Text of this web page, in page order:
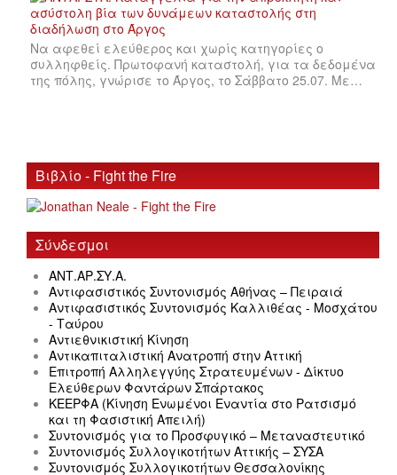
Να αφεθεί ελεύθερος και χωρίς κατηγορίες ο
συλληφθείς. Πρωτοφανή καταστολή, για τα δεδομένα
της πόλης, γνώρισε το Άργος, το Σάββατο 25.07. Με…
Βιβλίο - Fight the Fire
Σύνδεσμοι
ΑΝΤ.ΑΡ.ΣΥ.Α.
Αντιφασιστικός Συντονισμός Αθήνας – Πειραιά
Αντιφασιστικός Συντονισμός Καλλιθέας - Μοσχάτου
- Ταύρου
Αντιεθνικιστική Κίνηση
Αντικαπιταλιστική Ανατροπή στην Αττική
Επιτροπή Αλληλεγγύης Στρατευμένων - Δίκτυο
Ελεύθερων Φαντάρων Σπάρτακος
ΚΕΕΡΦΑ (Κίνηση Ενωμένοι Εναντία στο Ρατσισμό
και τη Φασιστική Απειλή)
Συντονισμός για το Προσφυγικό – Μεταναστευτικό
Συντονισμός Συλλογικοτήτων Αττικής – ΣΥΣΑ
Συντονισμός Συλλογικοτήτων Θεσσαλονίκης